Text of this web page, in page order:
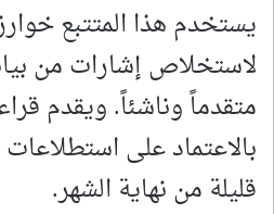
يستخدم هذا المتتبع
متقدماً وناشئاً. ويقدم
بالاعتماد على استطلاعات
قليلة من نهاية الشهر.